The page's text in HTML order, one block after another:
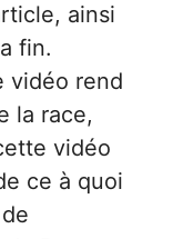
ainsi
fin.
vidéo rend
la race,
vidéo
ce à quoi